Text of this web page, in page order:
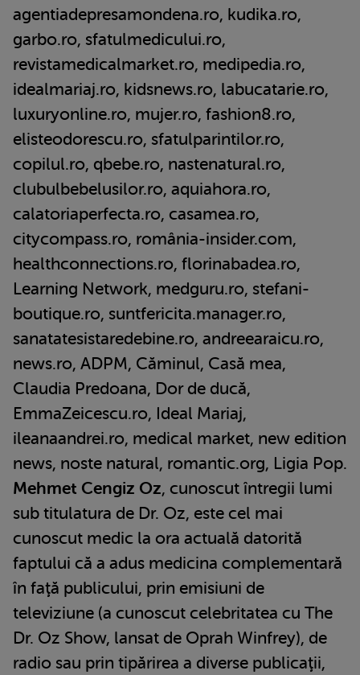
agentiadepresamondena.ro, kudika.ro,
garbo.ro, sfatulmedicului.ro,
revistamedicalmarket.ro, medipedia.ro,
idealmariaj.ro, kidsnews.ro, labucatarie.ro,
luxuryonline.ro, mujer.ro, fashion8.ro,
elisteodorescu.ro, sfatulparintilor.ro,
copilul.ro, qbebe.ro, nastenatural.ro,
clubulbebelusilor.ro, aquiahora.ro,
calatoriaperfecta.ro, casamea.ro,
citycompass.ro, românia-insider.com,
healthconnections.ro, florinabadea.ro,
Learning Network, medguru.ro, stefani-
boutique.ro, suntfericita.manager.ro,
sanatatesistaredebine.ro, andreearaicu.ro,
news.ro, ADPM, Căminul, Casă mea,
Claudia Predoana, Dor de ducă,
EmmaZeicescu.ro, Ideal Mariaj,
ileanaandrei.ro, medical market, new edition
news, noste natural, romantic.org, Ligia Pop.
Mehmet Cengiz Oz, cunoscut întregii lumi
sub titulatura de Dr. Oz, este cel mai
cunoscut medic la ora actuală datorită
faptului că a adus medicina complementară
în faţă publicului, prin emisiuni de
televiziune (a cunoscut celebritatea cu The
Dr. Oz Show, lansat de Oprah Winfrey), de
radio sau prin tipărirea a diverse publicaţii,